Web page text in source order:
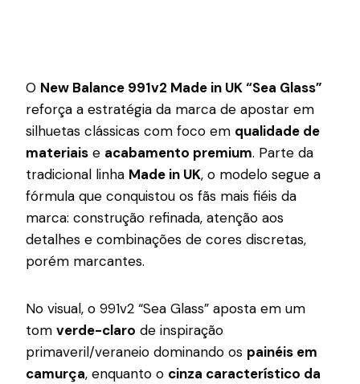
O New Balance 991v2 Made in UK “Sea Glass”
reforça a estratégia da marca de apostar em
silhuetas clássicas com foco em qualidade de
materiais e acabamento premium. Parte da
tradicional linha Made in UK, o modelo segue a
fórmula que conquistou os fãs mais fiéis da
marca: construção refinada, atenção aos
detalhes e combinações de cores discretas,
porém marcantes.
No visual, o 991v2 “Sea Glass” aposta em um
tom verde-claro de inspiração
primaveril/veraneio dominando os painéis em
camurça, enquanto o cinza característico da